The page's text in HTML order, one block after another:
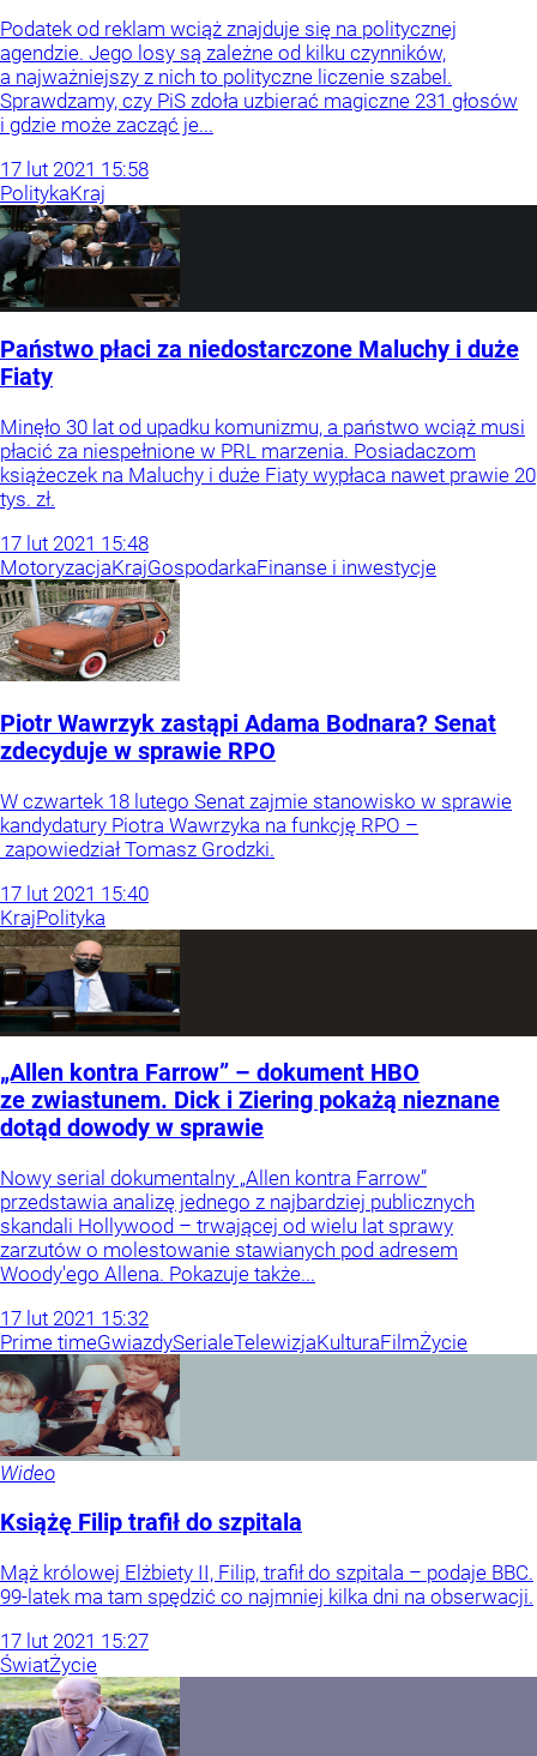
Podatek od reklam wciąż znajduje się na politycznej
agendzie. Jego losy są zależne od kilku czynników,
a najważniejszy z nich to polityczne liczenie szabel.
Sprawdzamy, czy PiS zdoła uzbierać magiczne 231 głosów
i gdzie może zacząć je...
17 lut 2021 15:58
PolitykaKraj
Państwo płaci za niedostarczone Maluchy i duże
Fiaty
Minęło 30 lat od upadku komunizmu, a państwo wciąż musi
płacić za niespełnione w PRL marzenia. Posiadaczom
książeczek na Maluchy i duże Fiaty wypłaca nawet prawie 20
tys. zł.
17 lut 2021 15:48
MotoryzacjaKrajGospodarkaFinanse i inwestycje
Piotr Wawrzyk zastąpi Adama Bodnara? Senat
zdecyduje w sprawie RPO
W czwartek 18 lutego Senat zajmie stanowisko w sprawie
kandydatury Piotra Wawrzyka na funkcję RPO –
zapowiedział Tomasz Grodzki.
17 lut 2021 15:40
KrajPolityka
„Allen kontra Farrow” – dokument HBO
ze zwiastunem. Dick i Ziering pokażą nieznane
dotąd dowody w sprawie
Nowy serial dokumentalny „Allen kontra Farrow”
przedstawia analizę jednego z najbardziej publicznych
skandali Hollywood – trwającej od wielu lat sprawy
zarzutów o molestowanie stawianych pod adresem
Woody'ego Allena. Pokazuje także...
17 lut 2021 15:32
Prime timeGwiazdySerialeTelewizjaKulturaFilmŻycie
Wideo
Książę Filip trafił do szpitala
Mąż królowej Elżbiety II, Filip, trafił do szpitala – podaje BBC.
99-latek ma tam spędzić co najmniej kilka dni na obserwacji.
17 lut 2021 15:27
ŚwiatŻycie